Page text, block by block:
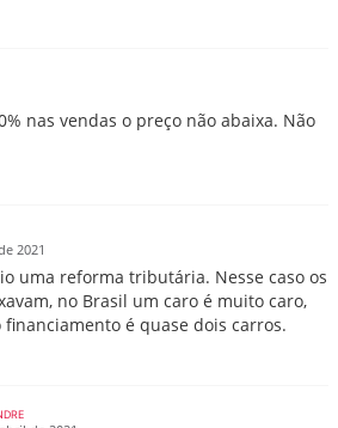
nas vendas o preço não abaixa. Não
2021
uma reforma tributária. Nesse caso os
no Brasil um caro é muito caro,
é quase dois carros.